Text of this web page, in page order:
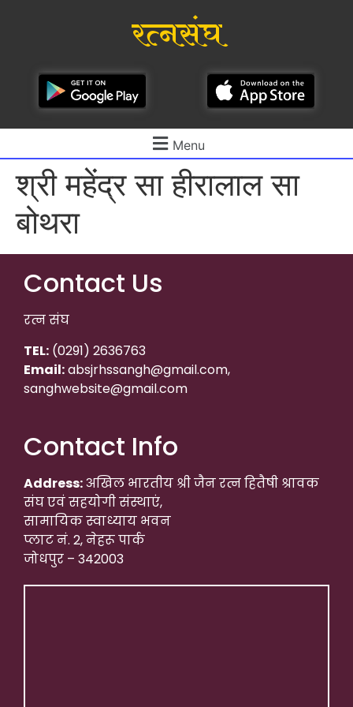
रत्नसंघ
Menu
श्री महेंद्र सा हीरालाल सा
बोथरा
Contact Us
रत्न संघ
TEL: (0291) 2636763
Email:absjrhssangh@gmail.com,
sanghwebsite@gmail.com
Contact Info
Address:अखिल भारतीय श्री जैन रत्न हितैषी श्रावक
संघ एवं सहयोगी संस्थाएं,
सामायिक स्वाध्याय भवन
प्लाट नं. 2, नेहरू पार्क
जोधपुर – 342003